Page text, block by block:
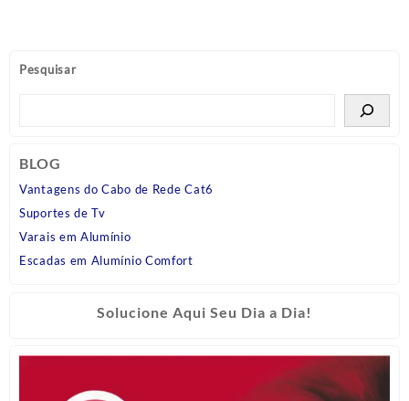
Pesquisar
BLOG
Vantagens do Cabo de Rede Cat6
Suportes de Tv
Varais em Alumínio
Escadas em Alumínio Comfort
Solucione Aqui Seu Dia a Dia!